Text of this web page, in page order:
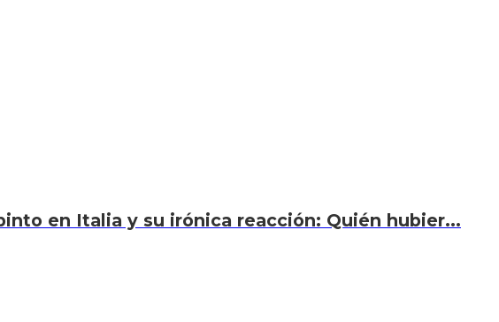
en Italia y su irónica reacción: Quién hubier...